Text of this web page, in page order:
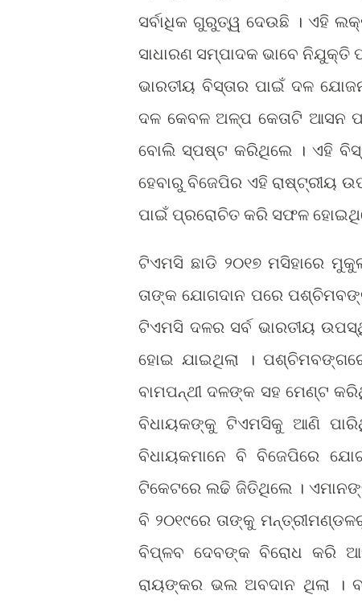
ସର୍ବାଧିକ ଗୁରୁତ୍ୱ ଦେଉଛି । ଏହି
ସାଧାରଣ ସମ୍ପାଦକ ଭାବେ ନିଯୁକ୍ତି
ଭାରତୀୟ ବିସ୍ତାର ପାଇଁ ଦଳ
ଦଳ କେବଳ ଅଳ୍ପ କେତାଟି ଆସନ
ବୋଲି ସ୍ପଷ୍ଟ କରିଥିଲେ । ଏହି
ହେବାରୁ ବିଜେପିର ଏହି ରାଷ୍ଟ୍ରୀୟ
ପାଇଁ ପ୍ରରୋଚିତ କରି ସଫଳ
ଟିଏମସି ଛାଡି ୨୦୧୭ ମସିହାରେ
ତାଙ୍କ ଯୋଗଦାନ ପରେ
ଟିଏମସି ଦଳର ସର୍ବ ଭାରତୀୟ
ହୋଇ ଯାଇଥିଲା । ପଶ୍ଚିମବଙ୍ଗରେ
ବାମପନ୍ଥୀ ଦଳଙ୍କ ସହ ମେଣ୍ଟ
ବିଧାୟକଙ୍କୁ ଟିଏମସିକୁ ଆଣି
ବିଧାୟକମାନେ ବି ବିଜେପିରେ
ଟିକେଟରେ ଲଢି ଜିତିଥିଲେ ।
ବି ୨୦୧୯ରେ ତାଙ୍କୁ
ବିପ୍ଳବ ଦେବଙ୍କ ବିରୋଧ କରି
ରାୟଙ୍କର ଭଲ ଅବଦାନ ଥିଲା ।